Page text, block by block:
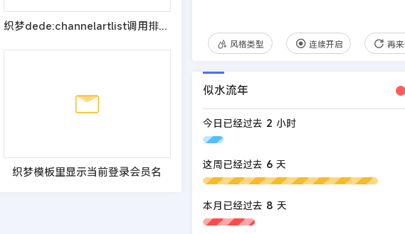
织梦dede:channelartlist调用排除指定typeid栏目数据的方法
织梦模板里显示当前登录会员名
风格类型 连续开启 再
似水流年
今日已经过去 2 小时
这周已经过去 6 天
本月已经过去 8 天